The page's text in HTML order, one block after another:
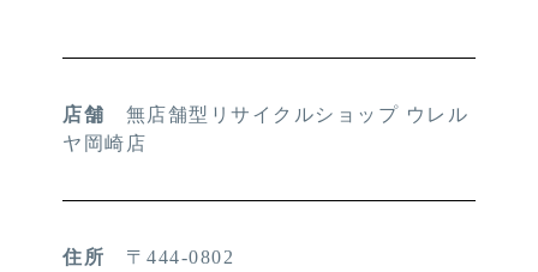
店舗 無店舗型リサイクルショップ ウレル
ヤ岡崎店
住所 〒444-0802